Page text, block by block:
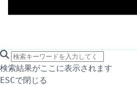
search icon
サイト内検索
検索結果がここに表示されます
ESCで閉じる